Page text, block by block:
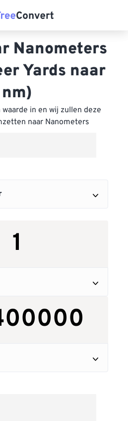
Nanometers
Yards naar
nm)
in en wij zullen deze
naar Nanometers